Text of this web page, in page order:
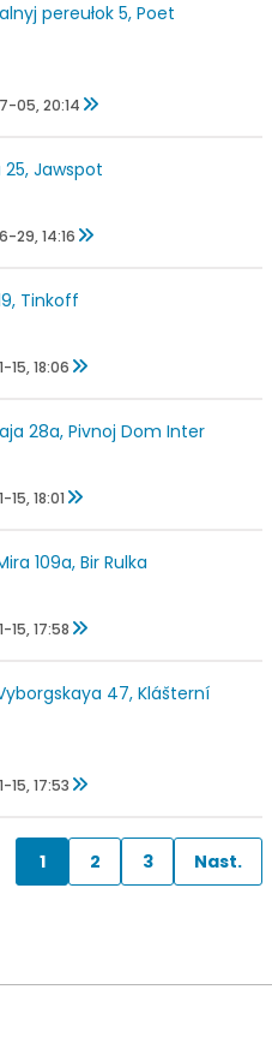
pereułok 5, Poet
05, 20:14
25, Jawspot
29, 14:16
Tinkoff
15, 18:06
28a, Pivnoj Dom Inter
15, 18:01
109a, Bir Rulka
15, 17:58
47, Klášterní
15, 17:53
1 2 3 Nast.